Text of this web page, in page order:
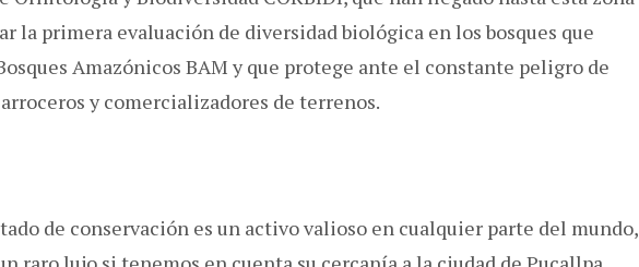
la primera evaluación de diversidad biológica en los bosques que
Amazónicos BAM y que protege ante el constante peligro de
y comercializadores de terrenos.
de conservación es un activo valioso en cualquier parte del mundo,